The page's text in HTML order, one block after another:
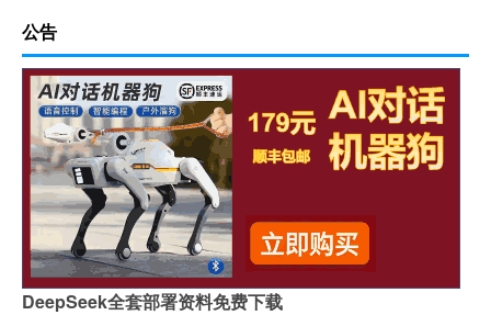
公告
DeepSeek全套部署资料免费下载